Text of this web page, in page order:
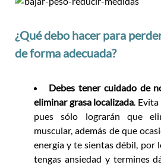
¿Qué debo hacer para
de forma adecuada?
Debes tener cuidado de
eliminar grasa localizada. Evita
pues sólo lograrán que
muscular, además de que
energía y te sientas débil, por
tengas ansiedad y termines